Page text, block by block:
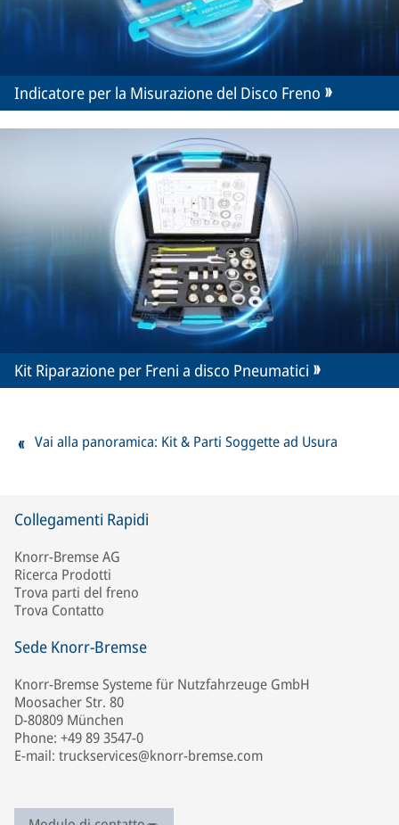
Indicatore per la Misurazione del Disco Freno
Kit Riparazione per Freni a disco Pneumatici
Vai alla panoramica: Kit & Parti Soggette ad Usura
Collegamenti Rapidi
Knorr-Bremse AG
Ricerca Prodotti
Trova parti del freno
Trova Contatto
Sede Knorr-Bremse
Knorr-Bremse Systeme für Nutzfahrzeuge GmbH
Moosacher Str. 80
D-80809 München
Phone: +49 89 3547-0
E-mail: truckservices@knorr-bremse.com